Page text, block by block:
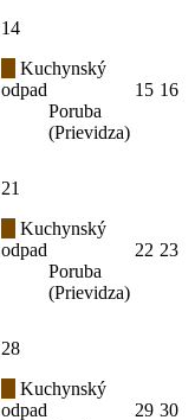
14
Kuchynský
odpad
Poruba
(Prievidza)
15 16
21
Kuchynský
odpad
Poruba
(Prievidza)
22 23
28
Kuchynský
odpad
29 30